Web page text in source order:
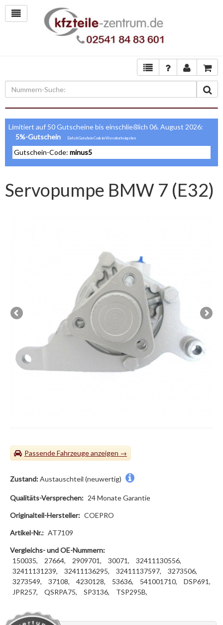
Limitiert auf 50 Gutscheine bis einschließlich 06. August 2026:
5%-Gutschein
Gutschein-Code: minus5
Servopumpe BMW 7 (E32)
Passende Fahrzeuge
Zustand:Austauschteil (neuwertig)
Qualitäts-Versprechen: 24 Monate Garantie
Originalteil-Hersteller: COEPRO
Artikel-Nr.: AT7109
Vergleichs- und OE-Nummern:
150035,
27664, 2909701, 30071,
32411130556,
32411131239,
32411136295, 32411137597,
3273506,
3273549,
37108, 4230128, 53636, 541001710,
DSP691,
JPR257,
QSRPA75, SP3136, TSP295B,